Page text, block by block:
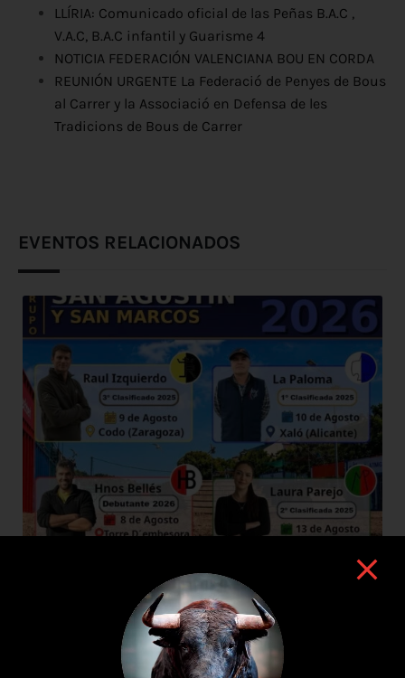
LLÍRIA: Comunicado oficial de las Peñas B.A.C ,
V.A.C, B.A.C infantil y Guarisme 4
NOTICIA FEDERACIÓN VALENCIANA BOU EN CORDA
REUNIÓN URGENTE La Federació de Penyes de Bous
al Carrer y la Associació en Defensa de les
Tradicions de Bous de Carrer
EVENTOS RELACIONADOS
8 de agosto de 2026